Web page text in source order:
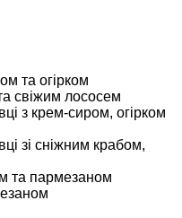
та огірком
свіжим лососем
з крем-сиром, огірком
зі сніжним крабом,
та пармезаном